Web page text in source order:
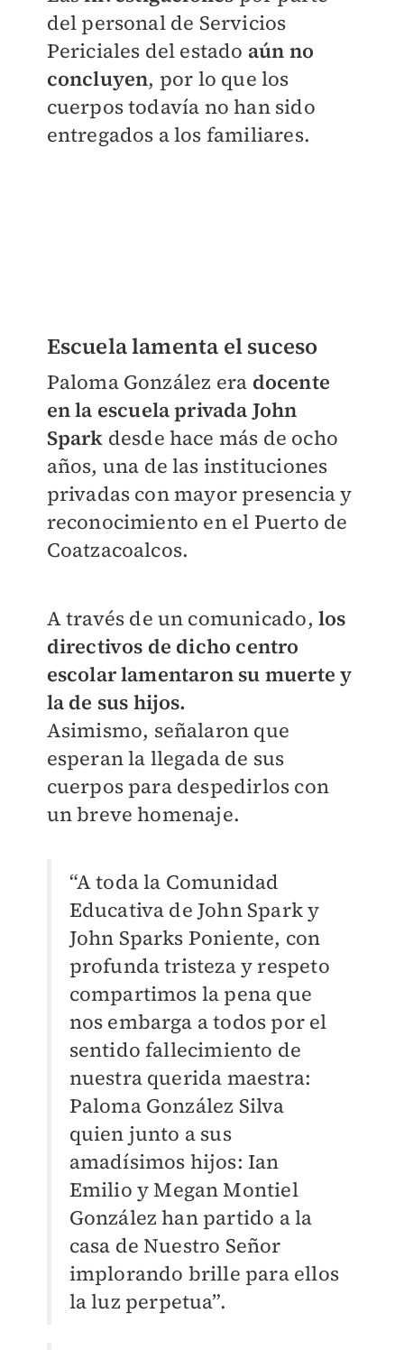
del personal de Servicios
Periciales del estado aún no
concluyen, por lo que los
cuerpos todavía no han sido
entregados a los familiares.
Escuela lamenta el suceso
Paloma González era docente
en la escuela privada John
Spark desde hace más de ocho
años, una de las instituciones
privadas con mayor presencia y
reconocimiento en el Puerto de
Coatzacoalcos.
A través de un comunicado, los
directivos de dicho centro
escolar lamentaron su muerte y
la de sus hijos.
Asimismo, señalaron que
esperan la llegada de sus
cuerpos para despedirlos con
un breve homenaje.
“A toda la Comunidad
Educativa de John Spark y
John Sparks Poniente, con
profunda tristeza y respeto
compartimos la pena que
nos embarga a todos por el
sentido fallecimiento de
nuestra querida maestra:
Paloma González Silva
quien junto a sus
amadísimos hijos: Ian
Emilio y Megan Montiel
González han partido a la
casa de Nuestro Señor
implorando brille para ellos
la luz perpetua”.